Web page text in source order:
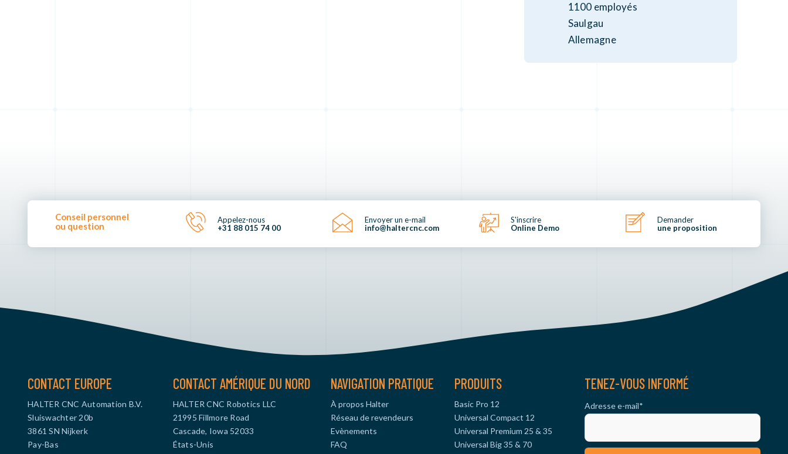
1100 employés
Saulgau
Allemagne
Conseil personnel
ou question
Appelez-nous
+31 88 015 74 00
Envoyer un e-mail
info@haltercnc.com
S'inscrire
Online Demo
Demander
une proposition
CONTACT EUROPE
HALTER CNC Automation B.V.
Sluiswachter 20b
3861 SN Nijkerk
Pay-Bas
CONTACT AMÉRIQUE DU NORD
HALTER CNC Robotics LLC
21995 Fillmore Road
Cascade, Iowa 52033
États-Unis
NAVIGATION PRATIQUE
À propos Halter
Réseau de revendeurs
Evènements
FAQ
PRODUITS
Basic Pro 12
Universal Compact 12
Universal Premium 25 & 35
Universal Big 35 & 70
TENEZ-VOUS INFORMÉ
Adresse e-mail*